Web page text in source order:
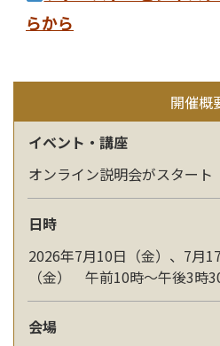
らから
開催概
イベント・講座
オンライン説明会がスタート
日時
2026年7月10日（金）、7月
（金） 午前10時～午後3時
会場